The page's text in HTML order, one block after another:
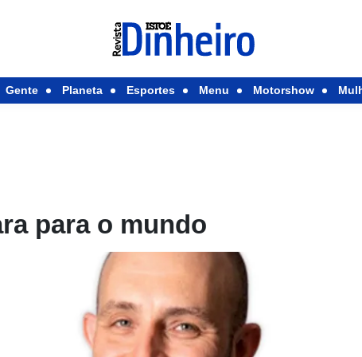
Gente Planeta Esportes Menu Motorshow
para o mundo